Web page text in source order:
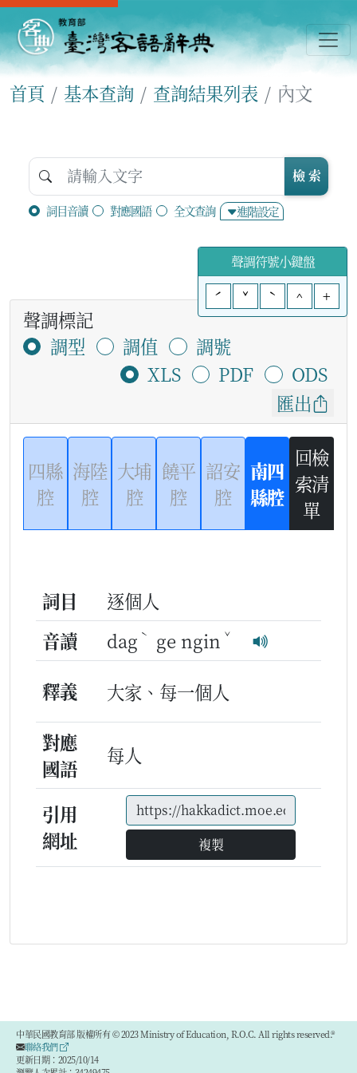
首頁 基本查詢 查詢結果列表 內文
詞目音讀 對應國語 全文查詢 進階設定
檢 索
聲調符號小鍵盤
ˊ
ˇ ˋ ^ +
聲調標記
調型
調值
調號
XLS
PDF
ODS
匯出
四縣
腔
海陸
腔
大埔
腔
饒平
腔
詔安
腔
南四
縣腔
回檢
索清
單
詞目
逐個人
音讀
dag ˋ ge ngin ˇ
釋義
大家、每一個人
對應
國語
每人
引用
網址
複製
中華民國教育部 版權所有 © 2023 Ministry of Education, R.O.C. All rights reserved.®
聯絡我們
更新日期：2025/10/14